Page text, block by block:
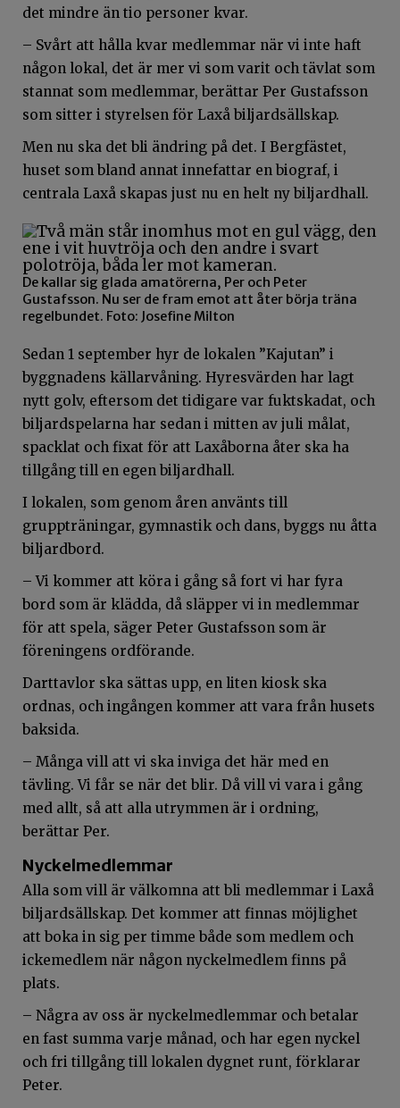
det mindre än tio personer kvar.
– Svårt att hålla kvar medlemmar när vi inte haft
någon lokal, det är mer vi som varit och tävlat som
stannat som medlemmar, berättar Per Gustafsson
som sitter i styrelsen för Laxå biljardsällskap.
Men nu ska det bli ändring på det. I Bergfästet,
huset som bland annat innefattar en biograf, i
centrala Laxå skapas just nu en helt ny biljardhall.
De kallar sig glada amatörerna, Per och Peter
Gustafsson. Nu ser de fram emot att åter börja träna
regelbundet. Foto: Josefine Milton
Sedan 1 september hyr de lokalen ”Kajutan” i
byggnadens källarvåning. Hyresvärden har lagt
nytt golv, eftersom det tidigare var fuktskadat, och
biljardspelarna har sedan i mitten av juli målat,
spacklat och fixat för att Laxåborna åter ska ha
tillgång till en egen biljardhall.
I lokalen, som genom åren använts till
gruppträningar, gymnastik och dans, byggs nu åtta
biljardbord.
– Vi kommer att köra i gång så fort vi har fyra
bord som är klädda, då släpper vi in medlemmar
för att spela, säger Peter Gustafsson som är
föreningens ordförande.
Darttavlor ska sättas upp, en liten kiosk ska
ordnas, och ingången kommer att vara från husets
baksida.
– Många vill att vi ska inviga det här med en
tävling. Vi får se när det blir. Då vill vi vara i gång
med allt, så att alla utrymmen är i ordning,
berättar Per.
Nyckelmedlemmar
Alla som vill är välkomna att bli medlemmar i Laxå
biljardsällskap. Det kommer att finnas möjlighet
att boka in sig per timme både som medlem och
ickemedlem när någon nyckelmedlem finns på
plats.
– Några av oss är nyckelmedlemmar och betalar
en fast summa varje månad, och har egen nyckel
och fri tillgång till lokalen dygnet runt, förklarar
Peter.